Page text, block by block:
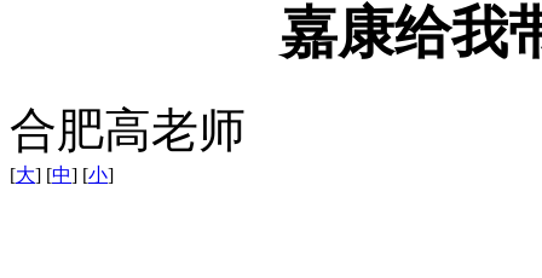
嘉康给我
合肥高老师
[大] [中] [小]